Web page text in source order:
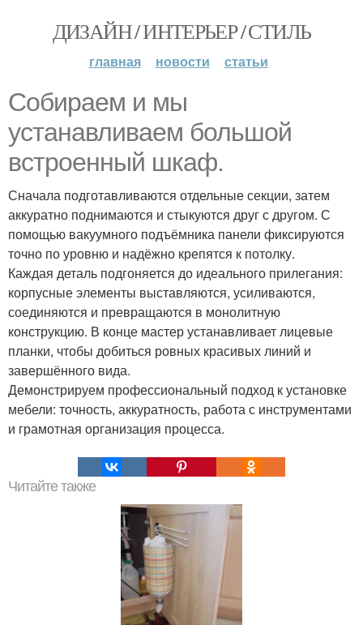
ДИЗАЙН / ИНТЕРЬЕР / СТИЛЬ
главная новости статьи
Собираем и мы
устанавливаем большой
встроенный шкаф.
Сначала подготавливаются отдельные секции, затем
аккуратно поднимаются и стыкуются друг с другом. С
помощью вакуумного подъёмника панели фиксируются
точно по уровню и надёжно крепятся к потолку.
Каждая деталь подгоняется до идеального прилегания:
корпусные элементы выставляются, усиливаются,
соединяются и превращаются в монолитную
конструкцию. В конце мастер устанавливает лицевые
планки, чтобы добиться ровных красивых линий и
завершённого вида.
Демонстрируем профессиональный подход к установке
мебели: точность, аккуратность, работа с инструментами
и грамотная организация процесса.
Читайте также